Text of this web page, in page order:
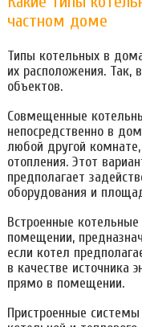
частном доме
Типы котельных в
их расположения.
объектов.
Совмещенные
непосредственно в
любой другой
отопления. Этот
предполагает
оборудования и
Встроенные
помещении,
если котел
в качестве источника
прямо в помещении.
Пристроенные